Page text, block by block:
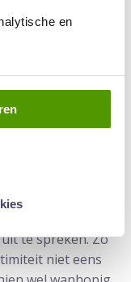
en
rol spelen,
“Mensen
zal zijn als ze
maar het
te spreken. Zo
niet eens